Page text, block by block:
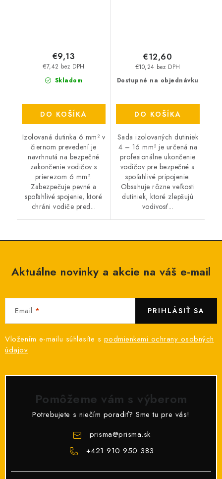
Skladom
€7,42 bez DPH
€9,13
DO KOŠÍKA
Izolovaná dutinka 6 mm² v
čiernom prevedení je
navrhnutá na bezpečné
zakončenie vodičov s
prierezom 6 mm².
Zabezpečuje pevné a
spoľahlivé spojenie, ktoré
chráni vodiče pred...
Dostupné na objednávku
€10,24 bez DPH
€12,60
DO KOŠÍKA
Sada izolovaných dutiniek
4 – 16 mm² je určená na
profesionálne ukončenie
vodičov pre bezpečné a
spoľahlivé pripojenie.
Obsahuje rôzne veľkosti
dutiniek, ktoré zlepšujú
vodivosť...
Aktuálne novinky a akcie na váš e-mail
Email
Vložením e-mailu súhlasíte s podmienkami ochrany osobných
údajov
PRIHLÁSIŤ SA
Pomôžeme vám s výberom
Potrebujete s niečím poradiť? Sme tu pre vás!
prisma@prisma.sk
+421 910 950 383